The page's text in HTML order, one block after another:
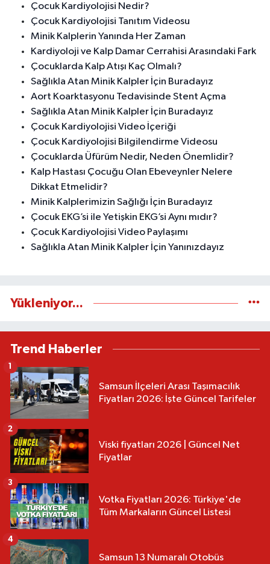
Çocuk Kardiyolojisi Nedir?
Çocuk Kardiyolojisi Tanıtım Videosu
Minik Kalplerin Yanında Her Zaman
Kardiyoloji ve Kalp Damar Cerrahisi Arasındaki Fark
Çocuklarda Kalp Atışı Kaç Olmalı?
Sağlıkla Atan Minik Kalpler İçin Buradayız
Aort Koarktasyonu Tedavisinde Stent Açma
Sağlıkla Atan Minik Kalpler İçin Buradayız
Çocuk Kardiyolojisi Video İçeriği
Çocuk Kardiyolojisi Bilgilendirme Videosu
Çocuklarda Üfürüm Nedir, Neden Önemlidir?
Kalp Hastası Çocuğu Olan Ebeveynler Nelere
Dikkat Etmelidir?
Minik Kalplerimizin Sağlığı İçin Buradayız
Çocuk EKG’si ile Yetişkin EKG’si Aynı mıdır?
Çocuk Kardiyolojisi Video Paylaşımı
Sağlıkla Atan Minik Kalpler İçin Yanınızdayız
Yükleniyor...
Trend Haberler
Samsun İlçeleri Arası Taşımacılık
Fiyatları 2026: İşte Güncel Tarifeler
1
Viski fiyatları 2026 | Güncel Net
Fiyatlar
2
Votka Fiyatları 2026: Türkiye'de
Tüm Markaların Güncel Listesi
3
Samsun 13 Numaralı Otobüs
4